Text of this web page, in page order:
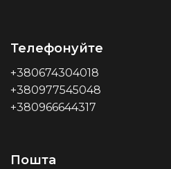
Телефонуйте
+380674304018
+380977545048
+380966644317
Пошта